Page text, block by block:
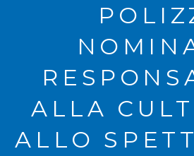
ALLA
ALLO